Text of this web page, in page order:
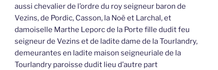
aussi chevalier de l’ordre du roy seigneur baron de
Vezins, de Pordic, Casson, la Noë et Larchal, et
damoiselle Marthe Leporc de la Porte fille dudit feu
seigneur de Vezins et de ladite dame de la Tourlandry,
demeurantes en ladite maison seigneuriale de la
Tourlandry paroisse dudit lieu d’autre part